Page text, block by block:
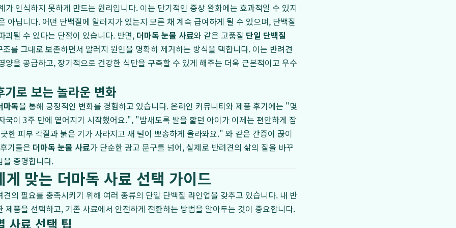
가 인식하지 못하게 만드는 원리입니다. 이는 단기적인 증상 완화에는 효과적일 수 있지
아닙니다. 어떤 단백질에 알러지가 있는지 모른 채 계속 급여하게 될 수 있으며, 단백질
괴될 수 있다는 단점이 있습니다. 반면, 더마독 눈물 사료와 같은 고품질 단일 단백질
를 그대로 보존하면서 알러지 원인을 명확히 제거하는 방식을 택합니다. 이는 반려견
양을 공급하고, 장기적으로 건강한 식단을 구축할 수 있게 해주는 더욱 근본적이고 우수
로 보는 놀라운 변화
마독을 통해 긍정적인 변화를 경험하고 있습니다. 온라인 커뮤니티와 제품 후기에는 "몇
국이 3주 만에 옅어지기 시작했어요.", "밤새도록 발을 핥던 아이가 이제는 편안하게 잠
한 피부 각질과 붉은 기가 사라지고 새 털이 뽀송하게 올라와요." 와 같은 간증이 끊이
기들은 더마독 눈물 사료가 단순한 광고 문구를 넘어, 실제로 반려견의 삶의 질을 바꾸
을 증명합니다.
게 맞는 더마독 사료 선택 가이드
견의 필요를 충족시키기 위해 여러 종류의 단일 단백질 라인업을 갖추고 있습니다. 내 반
제품을 선택하고, 기존 사료에서 안전하게 전환하는 방법을 알아두는 것이 중요합니다.
사료 선택 팁